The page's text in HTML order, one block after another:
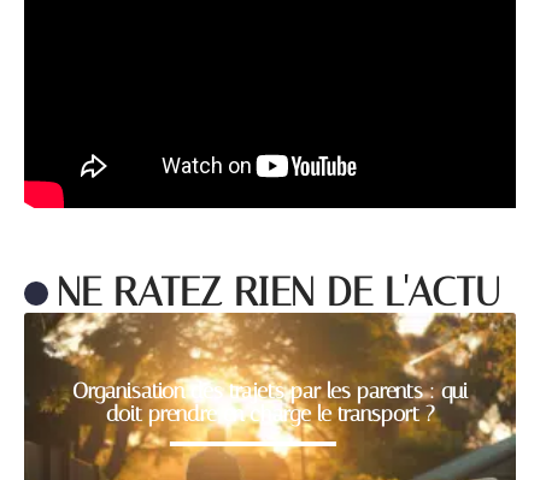
NE RATEZ RIEN DE L'ACTU
Organisation des trajets par les parents : qui
doit prendre en charge le transport ?